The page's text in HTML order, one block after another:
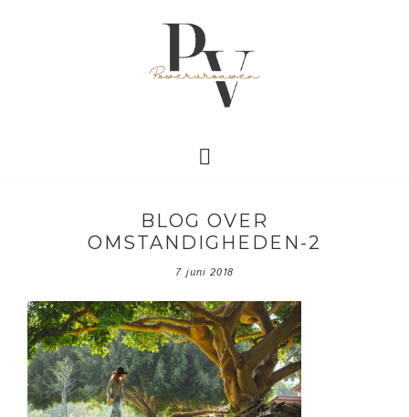
BLOG OVER
OMSTANDIGHEDEN-2
7 juni 2018